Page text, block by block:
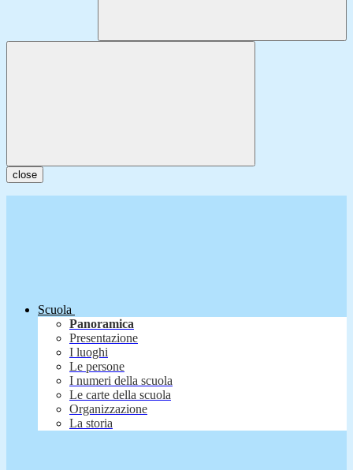
close
Scuola
Panoramica
Presentazione
I luoghi
Le persone
I numeri della scuola
Le carte della scuola
Organizzazione
La storia